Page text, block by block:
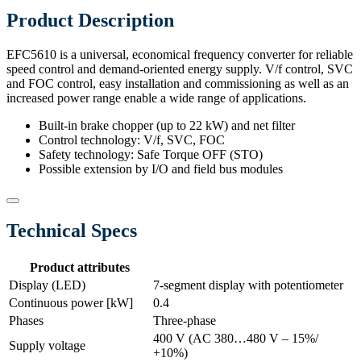
Product Description
EFC5610 is a universal, economical frequency converter for reliable
speed control and demand-oriented energy supply. V/f control, SVC
and FOC control, easy installation and commissioning as well as an
increased power range enable a wide range of applications.
Built-in brake chopper (up to 22 kW) and net filter
Control technology: V/f, SVC, FOC
Safety technology: Safe Torque OFF (STO)
Possible extension by I/O and field bus modules
Technical Specs
Product attributes
Display (LED)
7-segment display with potentiometer
Continuous power [kW]
0.4
Phases
Three-phase
Supply voltage
400 V (AC 380…480 V – 15%/
+10%)